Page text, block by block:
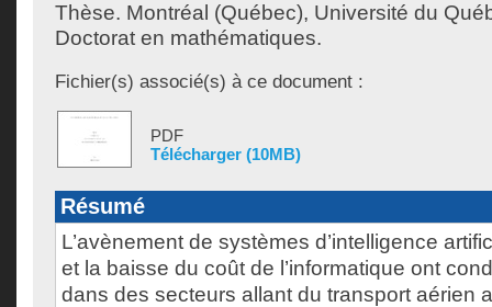
Thèse. Montréal (Québec), Université du
Doctorat en mathématiques.
Fichier(s) associé(s) à ce document :
PDF
Télécharger (10MB)
Résumé
L’avènement de systèmes d’intelligence
et la baisse du coût de l’informatique ont
dans des secteurs allant du transport aérien